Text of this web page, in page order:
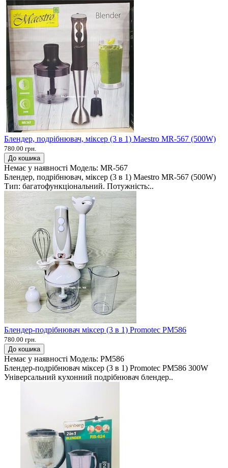
Блендер, подрібнювач, міксер (3 в 1) Maestro MR-567 (500W)
780.00 грн.
До кошика
Немає у наявності Модель: MR-567
Блендер, подрібнювач, міксер (3 в 1) Maestro MR-567 (500W)
Тип: багатофункціональний. Потужність:..
Блендер-подрібнювач міксер (3 в 1) Promotec PM586
780.00 грн.
До кошика
Немає у наявності Модель: PM586
Блендер-подрібнювач міксер (3 в 1) Promotec PM586 300W
Універсальний кухонний подрібнювач блендер..